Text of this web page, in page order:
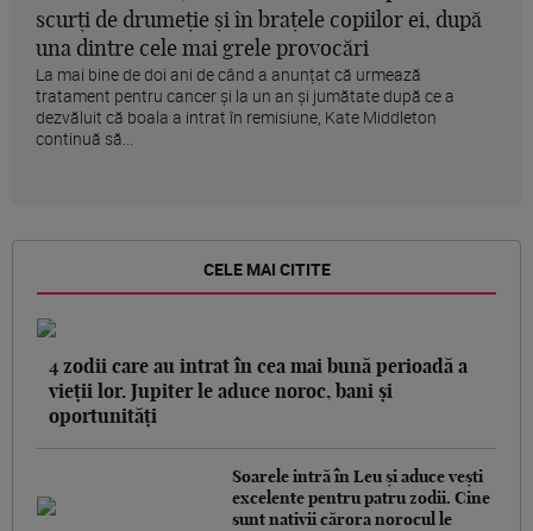
scurți de drumeție și în brațele copiilor ei, după
una dintre cele mai grele provocări
La mai bine de doi ani de când a anunțat că urmează
tratament pentru cancer și la un an și jumătate după ce a
dezvăluit că boala a intrat în remisiune, Kate Middleton
continuă să...
CELE MAI CITITE
4 zodii care au intrat în cea mai bună perioadă a
vieții lor. Jupiter le aduce noroc, bani și
oportunități
Soarele intră în Leu și aduce vești
excelente pentru patru zodii. Cine
sunt nativii cărora norocul le